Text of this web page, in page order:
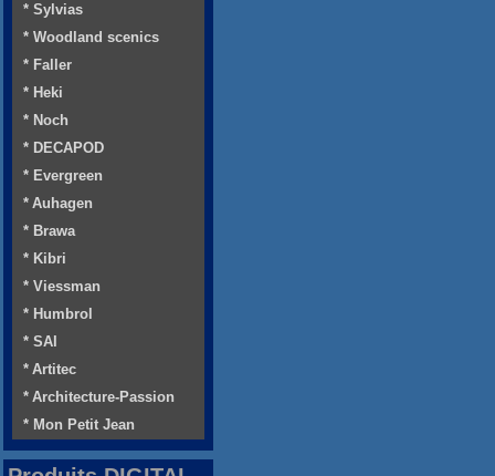
* Sylvias
* Woodland scenics
* Faller
* Heki
* Noch
* DECAPOD
* Evergreen
* Auhagen
* Brawa
* Kibri
* Viessman
* Humbrol
* SAI
* Artitec
* Architecture-Passion
* Mon Petit Jean